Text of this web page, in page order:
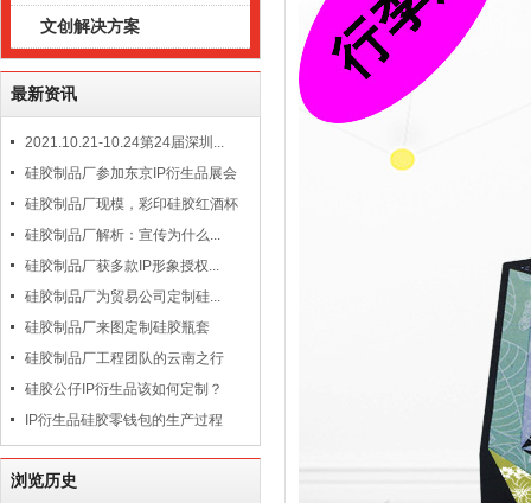
文创解决方案
最新资讯
2021.10.21-10.24第24届深圳...
硅胶制品厂参加东京IP衍生品展会
硅胶制品厂现模，彩印硅胶红酒杯
硅胶制品厂解析：宣传为什么...
硅胶制品厂获多款IP形象授权...
硅胶制品厂为贸易公司定制硅...
硅胶制品厂来图定制硅胶瓶套
硅胶制品厂工程团队的云南之行
硅胶公仔IP衍生品该如何定制？
IP衍生品硅胶零钱包的生产过程
浏览历史